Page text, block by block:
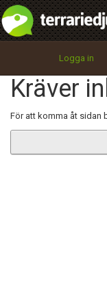
Logga in
Kräver
För att komma åt sidan
integritetspolicy
Namn:
Epost:
Begär nytt